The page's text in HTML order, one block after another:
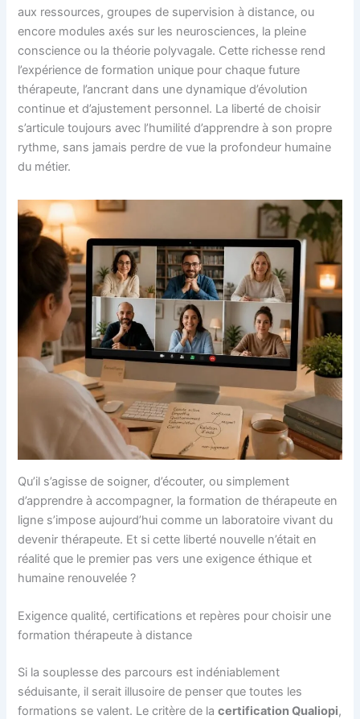
aux ressources, groupes de supervision à distance, ou
encore modules axés sur les neurosciences, la pleine
conscience ou la théorie polyvagale. Cette richesse rend
l’expérience de formation unique pour chaque future
thérapeute, l’ancrant dans une dynamique d’évolution
continue et d’ajustement personnel. La liberté de choisir
s’articule toujours avec l’humilité d’apprendre à son propre
rythme, sans jamais perdre de vue la profondeur humaine
du métier.
Qu’il s’agisse de soigner, d’écouter, ou simplement
d’apprendre à accompagner, la formation de thérapeute en
ligne s’impose aujourd’hui comme un laboratoire vivant du
devenir thérapeute. Et si cette liberté nouvelle n’était en
réalité que le premier pas vers une exigence éthique et
humaine renouvelée ?
Exigence qualité, certifications et repères pour choisir une
formation thérapeute à distance
Si la souplesse des parcours est indéniablement
séduisante, il serait illusoire de penser que toutes les
formations se valent. Le critère de lacertification Qualiopi,